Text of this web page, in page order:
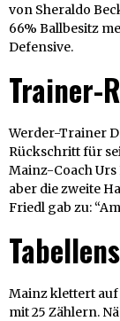
von Sheraldo
66% Ballbesitz
Defensive.
Trainer-
Werder-Trainer
Rückschritt für
Mainz-Coach Urs
aber die zweite
Friedl gab zu:
Mainz klettert auf
mit 25 Zählern.